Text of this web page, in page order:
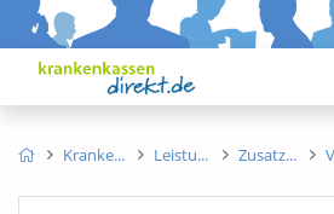
Kranke Leistu Zusatz